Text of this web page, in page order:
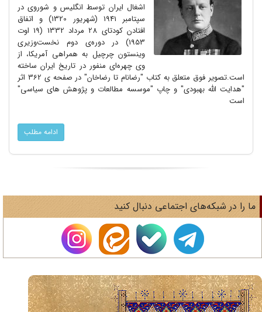
اشغال ایران توسط انگلیس و شوروی در
سپتامبر ‌1941 (شهریور ‌1320) و اتفاق
افتادن کودتای ‌28 مرداد ‌1332 (‌19 اوت
‌1953) در دوره‌ی دوم نخست‌وزیری
وینستون چرچیل به همراهی آمریکا، از
وی چهره‌ای منفور در تاریخ ایران ساخته
است.تصویر فوق متعلق به کتاب "رضانام تا رضاخان" در صفحه ی 362 اثر
"هدایت الله بهبودی" و چاپ "موسسه مطالعات و پژوهش های سیاسی"
است
ادامه مطلب
را در شبکه‌های اجتماعی دنبال کنید